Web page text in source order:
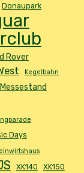
Donaupark
Rover
Kegelbahn
Messestand
Days
XK140 XK150